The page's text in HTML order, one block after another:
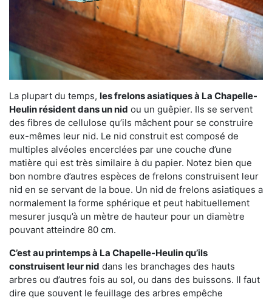
La plupart du temps, les frelons asiatiques à La Chapelle-
Heulin résident dans un nid ou un guêpier. Ils se servent
des fibres de cellulose qu’ils mâchent pour se construire
eux-mêmes leur nid. Le nid construit est composé de
multiples alvéoles encerclées par une couche d’une
matière qui est très similaire à du papier. Notez bien que
bon nombre d’autres espèces de frelons construisent leur
nid en se servant de la boue. Un nid de frelons asiatiques a
normalement la forme sphérique et peut habituellement
mesurer jusqu’à un mètre de hauteur pour un diamètre
pouvant atteindre 80 cm.
C’est au printemps à La Chapelle-Heulin qu’ils
construisent leur nid dans les branchages des hauts
arbres ou d’autres fois au sol, ou dans des buissons. Il faut
dire que souvent le feuillage des arbres empêche